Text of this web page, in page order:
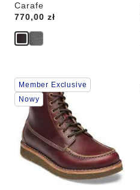
Carafe
Price:
770,00 zł
Wybranie
koloru
spowoduje
zmianę
zdjęcia
produktu
Member Exclusive
Nowy